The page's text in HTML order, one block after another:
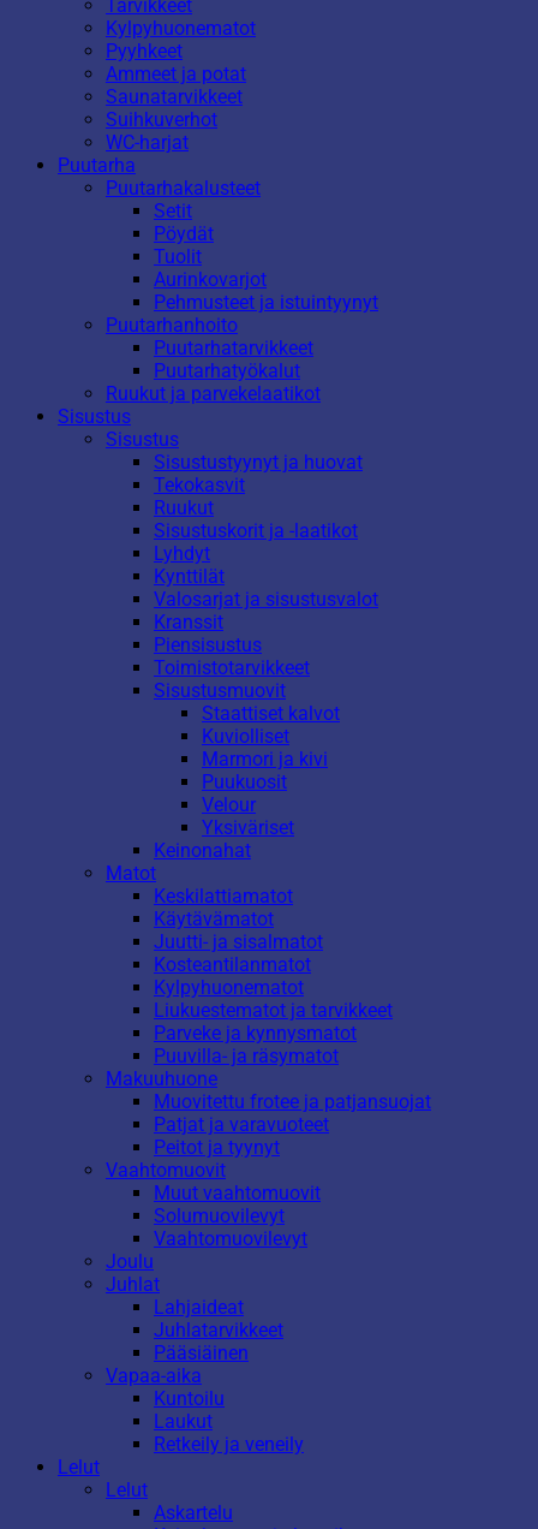
Tarvikkeet
Kylpyhuonematot
Pyyhkeet
Ammeet ja potat
Saunatarvikkeet
Suihkuverhot
WC-harjat
Puutarha
Puutarhakalusteet
Setit
Pöydät
Tuolit
Aurinkovarjot
Pehmusteet ja istuintyynyt
Puutarhanhoito
Puutarhatarvikkeet
Puutarhatyökalut
Ruukut ja parvekelaatikot
Sisustus
Sisustus
Sisustustyynyt ja huovat
Tekokasvit
Ruukut
Sisustuskorit ja -laatikot
Lyhdyt
Kynttilät
Valosarjat ja sisustusvalot
Kranssit
Piensisustus
Toimistotarvikkeet
Sisustusmuovit
Staattiset kalvot
Kuviolliset
Marmori ja kivi
Puukuosit
Velour
Yksiväriset
Keinonahat
Matot
Keskilattiamatot
Käytävämatot
Juutti- ja sisalmatot
Kosteantilanmatot
Kylpyhuonematot
Liukuestematot ja tarvikkeet
Parveke ja kynnysmatot
Puuvilla- ja räsymatot
Makuuhuone
Muovitettu frotee ja patjansuojat
Patjat ja varavuoteet
Peitot ja tyynyt
Vaahtomuovit
Muut vaahtomuovit
Solumuovilevyt
Vaahtomuovilevyt
Joulu
Juhlat
Lahjaideat
Juhlatarvikkeet
Pääsiäinen
Vapaa-aika
Kuntoilu
Laukut
Retkeily ja veneily
Lelut
Lelut
Askartelu